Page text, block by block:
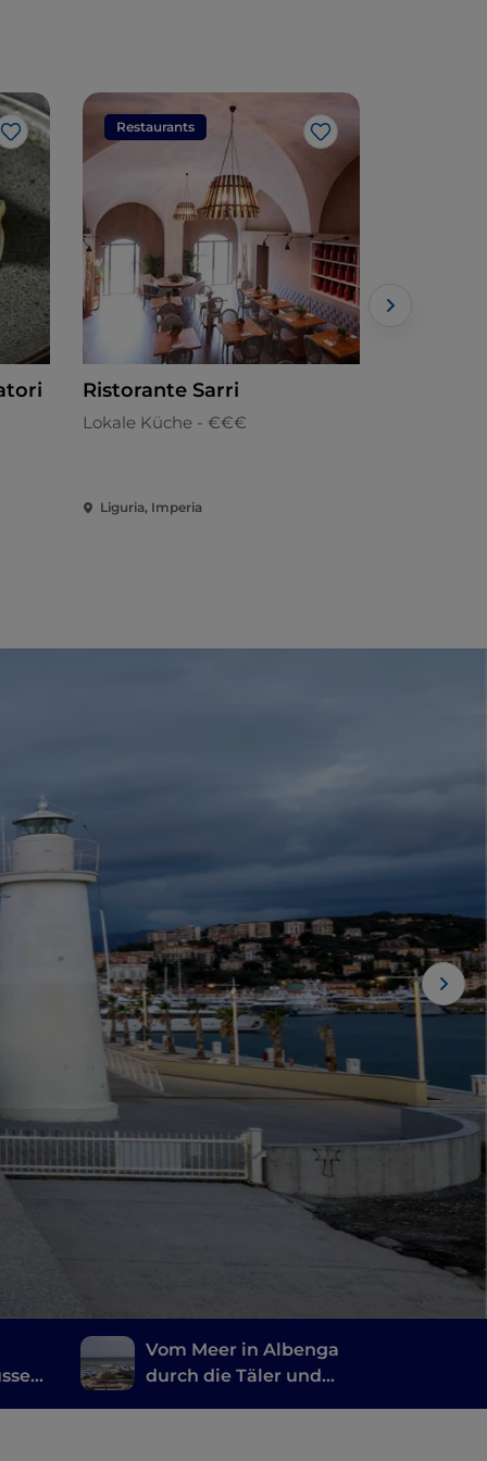
Like
Restaurants
Like
Ristorante Sarri
Lokale Küche - €€€
Liguria, Imperia
Vom Meer in Albenga
durch die Täler und